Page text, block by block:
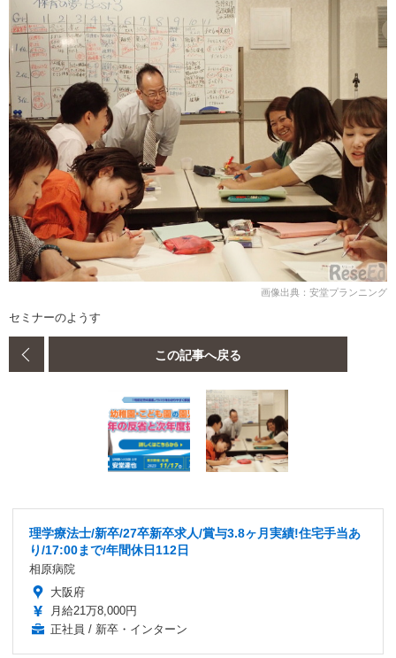
画像出典：安堂プランニング
セミナーのようす
この記事へ戻る
理学療法士/新卒/27卒新卒求人/賞与3.8ヶ月実績!住宅手当あ
り/17:00まで/年間休日112日
相原病院
大阪府
月給21万8,000円
正社員 / 新卒・インターン